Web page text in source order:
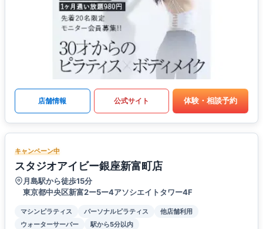
店舗情報 公式サイト 体験・相談予約
キャンペーン中
スタジオアイビー銀座新富町店
月島駅から徒歩15分
東京都中央区新富2ー5ー4アソシエイトタワー4F
マシンピラティス パーソナルピラティス
他店舗利用
ウォーターサーバー
駅から5分以内